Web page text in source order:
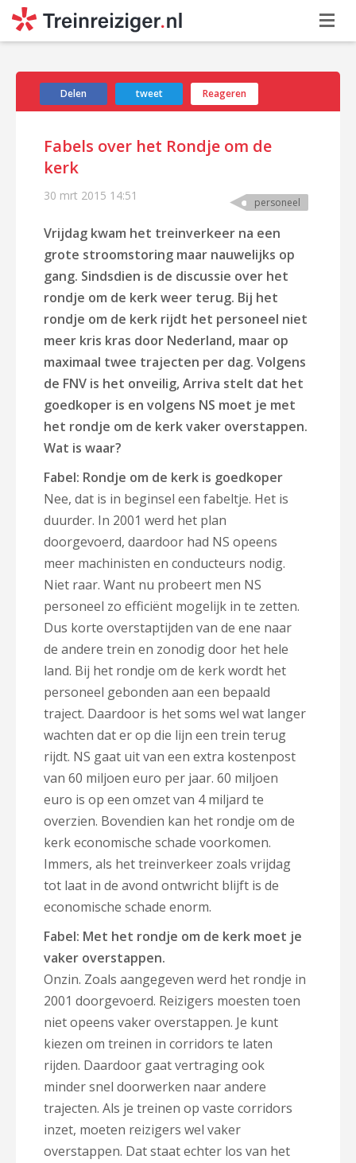
Delen tweet Reageren
Fabels over het Rondje om de
kerk
30 mrt 2015 14:51 personeel
Vrijdag kwam het treinverkeer na een
grote stroomstoring maar nauwelijks op
gang. Sindsdien is de discussie over het
rondje om de kerk weer terug. Bij het
rondje om de kerk rijdt het personeel niet
meer kris kras door Nederland, maar op
maximaal twee trajecten per dag. Volgens
de FNV is het onveilig, Arriva stelt dat het
goedkoper is en volgens NS moet je met
het rondje om de kerk vaker overstappen.
Wat is waar?
Fabel: Rondje om de kerk is goedkoper
Nee, dat is in beginsel een fabeltje. Het is
duurder. In 2001 werd het plan
doorgevoerd, daardoor had NS opeens
meer machinisten en conducteurs nodig.
Niet raar. Want nu probeert men NS
personeel zo efficiënt mogelijk in te zetten.
Dus korte overstaptijden van de ene naar
de andere trein en zonodig door het hele
land. Bij het rondje om de kerk wordt het
personeel gebonden aan een bepaald
traject. Daardoor is het soms wel wat langer
wachten dat er op die lijn een trein terug
rijdt. NS gaat uit van een extra kostenpost
van 60 miljoen euro per jaar. 60 miljoen
euro is op een omzet van 4 miljard te
overzien. Bovendien kan het rondje om de
kerk economische schade voorkomen.
Immers, als het treinverkeer zoals vrijdag
tot laat in de avond ontwricht blijft is de
economische schade enorm.
Fabel: Met het rondje om de kerk moet je
vaker overstappen.
Onzin. Zoals aangegeven werd het rondje in
2001 doorgevoerd. Reizigers moesten toen
niet opeens vaker overstappen. Je kunt
kiezen om treinen in corridors te laten
rijden. Daardoor gaat vertraging ook
minder snel doorwerken naar andere
trajecten. Als je treinen op vaste corridors
inzet, moeten reizigers wel vaker
overstappen. Dat staat echter los van het